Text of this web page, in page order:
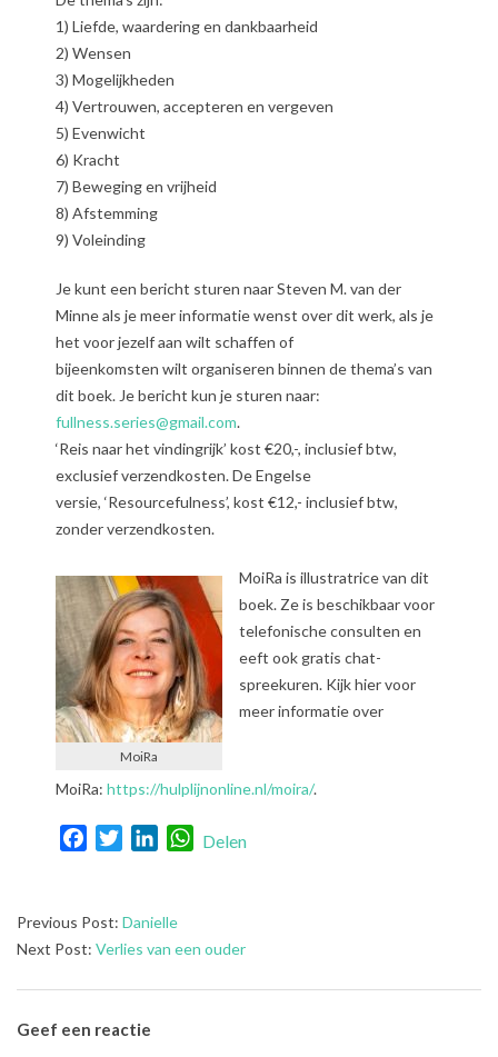
1) Liefde, waardering en dankbaarheid
2) Wensen
3) Mogelijkheden
4) Vertrouwen, accepteren en vergeven
5) Evenwicht
6) Kracht
7) Beweging en vrijheid
8) Afstemming
9) Voleinding
Je kunt een bericht sturen naar Steven M. van der
Minne als je meer informatie wenst over dit werk, als je
het voor jezelf aan wilt schaffen of
bijeenkomsten wilt organiseren binnen de thema’s van
dit boek. Je bericht kun je sturen naar:
fullness.series@gmail.com.
‘Reis naar het vindingrijk’ kost €20,-, inclusief btw,
exclusief verzendkosten. De Engelse
versie, ‘Resourcefulness’, kost €12,- inclusief btw,
zonder verzendkosten.
MoiRa
MoiRa is illustratrice van dit
boek. Ze is beschikbaar voor
telefonische consulten en
eeft ook gratis chat-
spreekuren. Kijk hier voor
meer informatie over
MoiRa: https://hulplijnonline.nl/moira/.
FacebookTwitterLinkedInWhatsApp
Delen
2019-
02-
Previous Post: Danielle
Next Post: Verlies van een ouder
Geef een reactie